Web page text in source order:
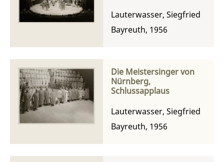
Hotter als Hans Sachs
und Gré Brouwenstijn
als Eva
Lauterwasser, Siegfried
Bayreuth, 1956
Die Meistersinger von
Nürnberg,
Schlussapplaus
Lauterwasser, Siegfried
Bayreuth, 1956